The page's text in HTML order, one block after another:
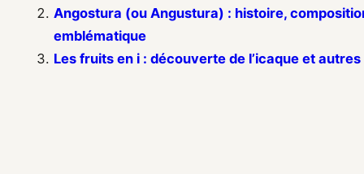
Angostura (ou Angustura) : histoire,
emblématique
Les fruits en i : découverte de l’icaque et